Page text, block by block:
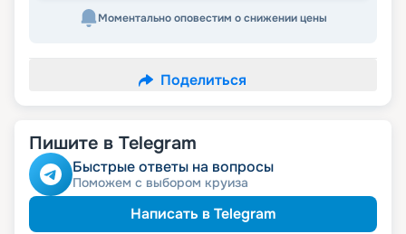
Моментально оповестим о снижении цены
Поделиться
Пишите в Telegram
Быстрые ответы на вопросы
Поможем с выбором круиза
Написать в Telegram